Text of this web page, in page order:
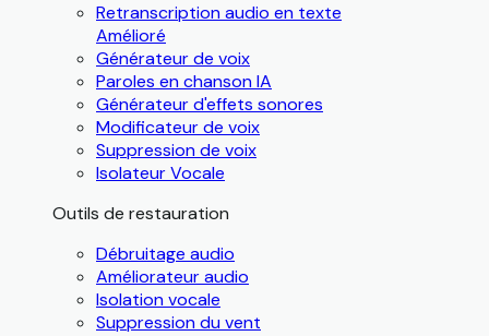
Retranscription audio en texte
Amélioré
Générateur de voix
Paroles en chanson IA
Générateur d'effets sonores
Modificateur de voix
Suppression de voix
Isolateur Vocale
Outils de restauration
Débruitage audio
Améliorateur audio
Isolation vocale
Suppression du vent